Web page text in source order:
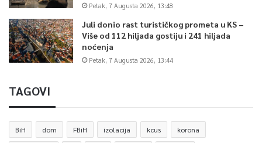
Petak, 7 Augusta 2026, 13:48
Juli donio rast turističkog prometa u KS –
Više od 112 hiljada gostiju i 241 hiljada
noćenja
Petak, 7 Augusta 2026, 13:44
TAGOVI
BiH dom FBiH izolacija kcus korona